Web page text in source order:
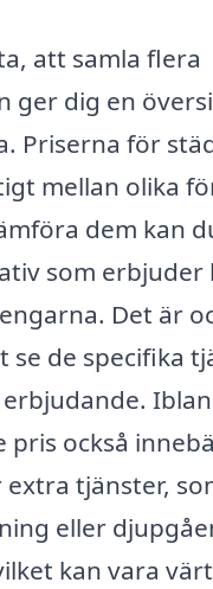
att samla flera
ger dig en
Priserna för
mellan olika
dem kan
som erbjuder
Det är
se de specifika
pris också
tjänster,
eller
kan vara